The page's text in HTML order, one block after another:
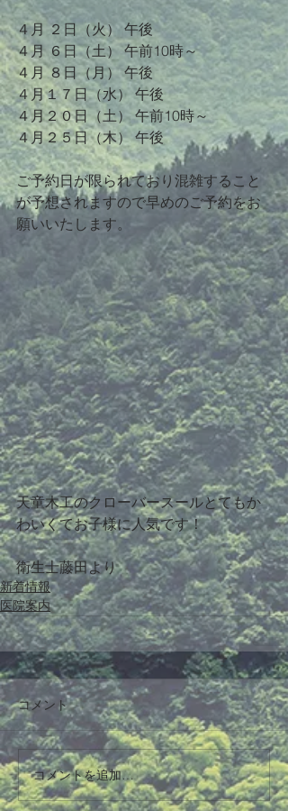
４月 ２日（火） 午後
４月 ６日（土） 午前10時～
４月 ８日（月） 午後
４月１７日（水） 午後
４月２０日（土） 午前10時～
４月２５日（木） 午後
ご予約日が限られており混雑すること
が予想されますので早めのご予約をお
願いいたします。
​​​​天童木工のクローバースールとてもか
わいくてお子様に人気です！
衛生士藤田より
新着情報
医院案内
コメント
コメントを追加…